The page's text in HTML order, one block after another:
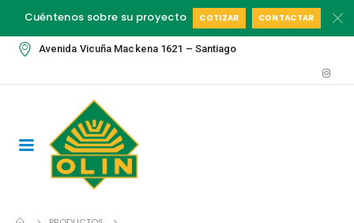
Cuéntenos sobre su proyecto COTIZAR CONTACTAR
Avenida Vicuña Mackena 1621 – Santiago